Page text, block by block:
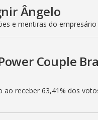
Ângelo
e mentiras do empresário
Couple
ao receber 63,41% dos